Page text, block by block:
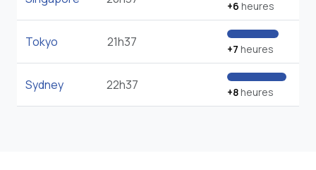
+6 heures
Tokyo 21h37 +7 heures
Sydney 22h37 +8heures